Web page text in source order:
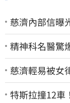
慈濟內部信曝
精神科名醫驚
慈濟輕易被女
特斯拉撞12車